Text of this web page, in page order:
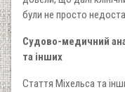
були не просто
Судово-медичний
та інших
Стаття Міхельса та